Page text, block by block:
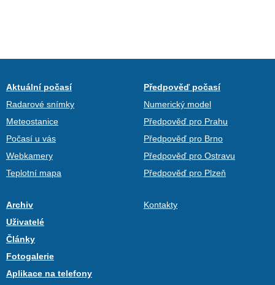
Aktuální počasí
Radarové snímky
Meteostanice
Počasí u vás
Webkamery
Teplotní mapa
Předpověď počasí
Numerický model
Předpověď pro Prahu
Předpověď pro Brno
Předpověď pro Ostravu
Předpověď pro Plzeň
Archiv
Uživatelé
Články
Fotogalerie
Aplikace na telefony
Kontakty